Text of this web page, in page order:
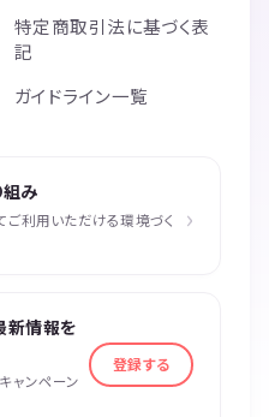
特定商取引法に基づく表
記
ガイドライン一覧
組み
ご利用いただける環境づく
›
新情報を
ャンペーン
登録する